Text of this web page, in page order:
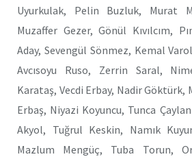
Uyurkulak, Pelin Buzluk, Murat
Muzaffer Gezer, Gönül Kıvılcım,
Aday, Sevengül Sönmez, Kemal
Avcısoyu Ruso, Zerrin Saral,
Karataş, Vecdi Erbay, Nadir Göktürk,
Erbaş, Niyazi Koyuncu, Tunca
Akyol, Tuğrul Keskin, Namık
Mazlum Mengüç, Tuba Torun,